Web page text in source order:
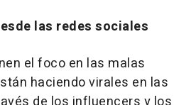
las redes sociales
el foco en las malas
haciendo virales en las